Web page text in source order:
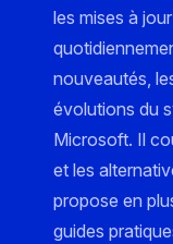
les mises à
nouveautés,
évolutions du
Microsoft. Il
et les
propose en
guides